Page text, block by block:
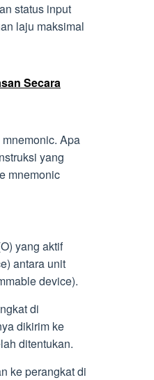
status input
laju maksimal
Secara
Apa
yang
mnemonic
yang aktif
antara unit
device).
di
dikirim ke
ditentukan.
ke perangkat di